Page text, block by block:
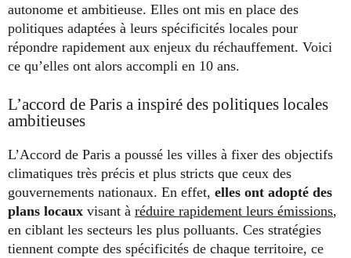
autonome et ambitieuse. Elles ont mis en place des
politiques adaptées à leurs spécificités locales pour
répondre rapidement aux enjeux du réchauffement. Voici
ce qu’elles ont alors accompli en 10 ans.
L’accord de Paris a inspiré des politiques locales
ambitieuses
L’Accord de Paris a poussé les villes à fixer des objectifs
climatiques très précis et plus stricts que ceux des
gouvernements nationaux. En effet, elles ont adopté des
plans locaux visant à réduire rapidement leurs émissions,
en ciblant les secteurs les plus polluants. Ces stratégies
tiennent compte des spécificités de chaque territoire, ce